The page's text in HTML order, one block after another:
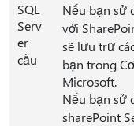
SQL
Serv
er
cầu
Nếu bạn sử
với
sẽ lưu trữ
bạn trong
Microsoft.
Nếu bạn sử
sharePoint